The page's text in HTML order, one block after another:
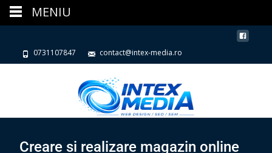
0731107847 contact@intex-media.ro
Creare si realizare magazin online
MENIU